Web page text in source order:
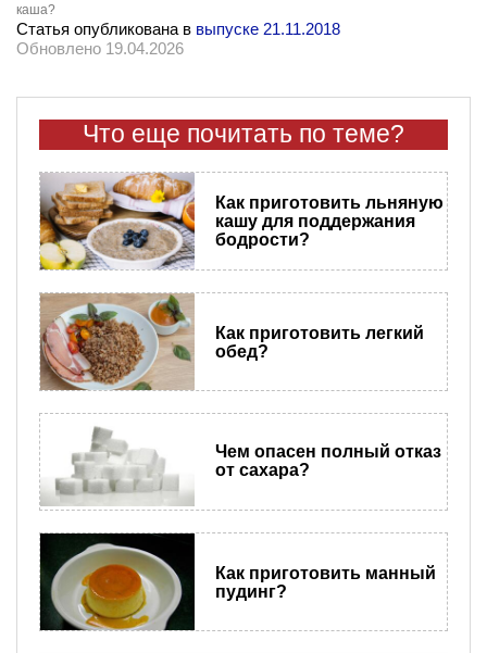
каша?
Статья опубликована в выпуске 21.11.2018
Обновлено 19.04.2026
Что еще почитать по теме?
Как приготовить льняную
кашу для поддержания
бодрости?
Как приготовить легкий
обед?
Чем опасен полный отказ
от сахара?
Как приготовить манный
пудинг?